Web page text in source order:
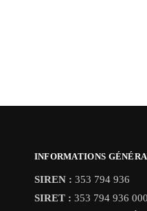
INFORMATIONS
SIREN : 353 794 936
SIRET : 353 794 936